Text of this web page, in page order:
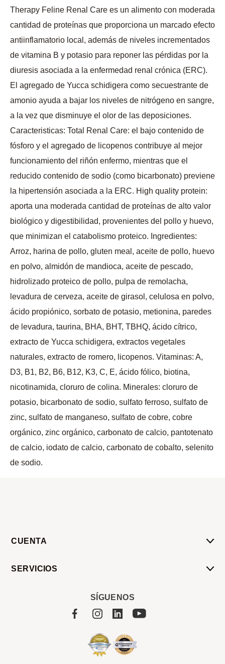
Therapy Feline Renal Care es un alimento con moderada
cantidad de proteínas que proporciona un marcado efecto
antiinflamatorio local, además de niveles incrementados
de vitamina B y potasio para reponer las pérdidas por la
diuresis asociada a la enfermedad renal crónica (ERC).
El agregado de Yucca schidigera como secuestrante de
amonio ayuda a bajar los niveles de nitrógeno en sangre,
a la vez que disminuye el olor de las deposiciones.
Caracteristicas: Total Renal Care: el bajo contenido de
fósforo y el agregado de licopenos contribuye al mejor
funcionamiento del riñón enfermo, mientras que el
reducido contenido de sodio (como bicarbonato) previene
la hipertensión asociada a la ERC. High quality protein:
aporta una moderada cantidad de proteínas de alto valor
biológico y digestibilidad, provenientes del pollo y huevo,
que minimizan el catabolismo proteico. Ingredientes:
Arroz, harina de pollo, gluten meal, aceite de pollo, huevo
en polvo, almidón de mandioca, aceite de pescado,
hidrolizado proteico de pollo, pulpa de remolacha,
levadura de cerveza, aceite de girasol, celulosa en polvo,
ácido propiónico, sorbato de potasio, metionina, paredes
de levadura, taurina, BHA, BHT, TBHQ, ácido cítrico,
extracto de Yucca schidigera, extractos vegetales
naturales, extracto de romero, licopenos. Vitaminas: A,
D3, B1, B2, B6, B12, K3, C, E, ácido fólico, biotina,
nicotinamida, cloruro de colina. Minerales: cloruro de
potasio, bicarbonato de sodio, sulfato ferroso, sulfato de
zinc, sulfato de manganeso, sulfato de cobre, cobre
orgánico, zinc orgánico, carbonato de calcio, pantotenato
de calcio, iodato de calcio, carbonato de cobalto, selenito
de sodio.
CUENTA
SERVICIOS
SÍGUENOS